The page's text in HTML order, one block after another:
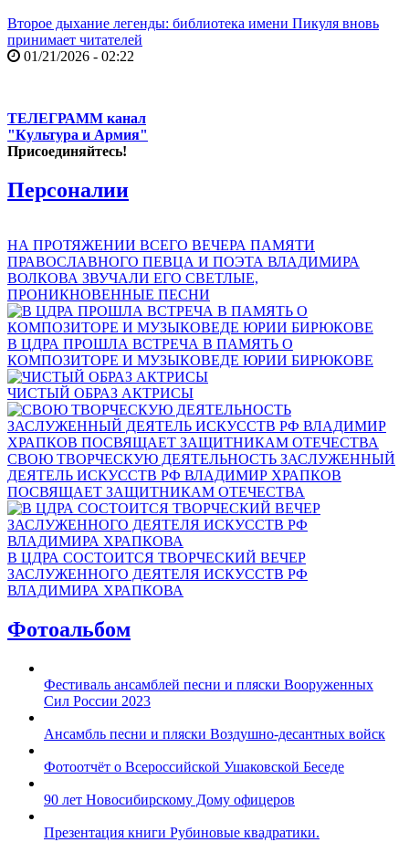
Второе дыхание легенды: библиотека имени Пикуля вновь
принимает читателей
01/21/2026 - 02:22
ТЕЛЕГРАММ канал
"Культура и Армия"
Присоединяйтесь!
Персоналии
НА ПРОТЯЖЕНИИ ВСЕГО ВЕЧЕРА ПАМЯТИ
ПРАВОСЛАВНОГО ПЕВЦА И ПОЭТА ВЛАДИМИРА
ВОЛКОВА ЗВУЧАЛИ ЕГО СВЕТЛЫЕ,
ПРОНИКНОВЕННЫЕ ПЕСНИ
В ЦДРА ПРОШЛА ВСТРЕЧА В ПАМЯТЬ О
КОМПОЗИТОРЕ И МУЗЫКОВЕДЕ ЮРИИ БИРЮКОВЕ
ЧИСТЫЙ ОБРАЗ АКТРИСЫ
СВОЮ ТВОРЧЕСКУЮ ДЕЯТЕЛЬНОСТЬ ЗАСЛУЖЕННЫЙ
ДЕЯТЕЛЬ ИСКУССТВ РФ ВЛАДИМИР ХРАПКОВ
ПОСВЯЩАЕТ ЗАЩИТНИКАМ ОТЕЧЕСТВА
В ЦДРА СОСТОИТСЯ ТВОРЧЕСКИЙ ВЕЧЕР
ЗАСЛУЖЕННОГО ДЕЯТЕЛЯ ИСКУССТВ РФ
ВЛАДИМИРА ХРАПКОВА
Фотоальбом
Фестиваль ансамблей песни и пляски Вооруженных
Сил России 2023
Ансамбль песни и пляски Воздушно-десантных войск
Фотоотчёт о Всероссийской Ушаковской Беседе
90 лет Новосибирскому Дому офицеров
Презентация книги Рубиновые квадратики.